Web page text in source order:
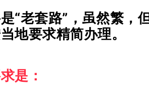
“老套路”，虽然繁，
地要求精简办理。
是：